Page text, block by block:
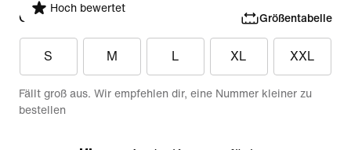
Hoch bewertet
Größe auswählen Größentabelle
S M L XL XXL
Fällt groß aus. Wir empfehlen dir, eine Nummer kleiner zu
bestellen